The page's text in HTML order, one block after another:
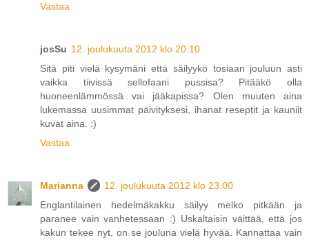
Vastaa
josSu 12. joulukuuta 2012 klo 20.10
Sitä piti vielä kysymäni että säilyykö tosiaan jouluun asti
vaikka tiivissä sellofaani pussisa? Pitääkö olla
huoneenlämmössä vai jääkapissa? Olen muuten aina
lukemassa uusimmat päivityksesi, ihanat reseptit ja kauniit
kuvat aina. :)
Vastaa
Marianna
12. joulukuuta 2012 klo 23.00
Englantilainen hedelmäkakku säilyy melko pitkään ja
paranee vain vanhetessaan :) Uskaltaisin väittää, että jos
kakun tekee nyt, on se jouluna vielä hyvää. Kannattaa vain